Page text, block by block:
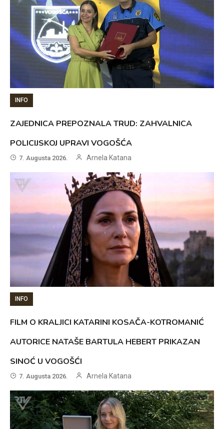
INFO
ZAJEDNICA PREPOZNALA TRUD: ZAHVALNICA
POLICIJSKOJ UPRAVI VOGOŠĆA
7. Augusta 2026. Arnela Katana
INFO
FILM O KRALJICI KATARINI KOSAČA-KOTROMANIĆ
AUTORICE NATAŠE BARTULA HEBERT PRIKAZAN
SINOĆ U VOGOŠĆI
7. Augusta 2026. Arnela Katana